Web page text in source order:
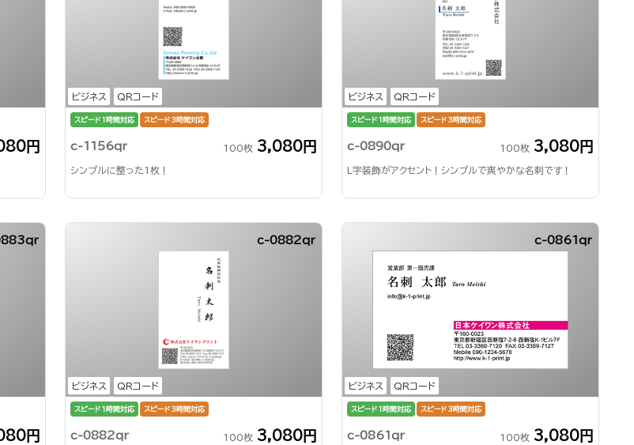
円
ビジネス QRコード
スピード1時間対応 スピード3時間対応
c-1156qr 100枚 3,080円
シンプルに整った1枚！
ビジネス QRコード
スピード1時間対応 スピード3時間対応
c-0890qr 100枚 3,080円
L字装飾がアクセント！シンプルで爽やかな名刺です！
円
ビジネス QRコード
c-0882qr
スピード1時間対応 スピード3時間対応
c-0882qr 100枚 3,080円
ビジネス QRコード
c-0861qr
スピード1時間対応 スピード3時間対応
c-0861qr 100枚 3,080円